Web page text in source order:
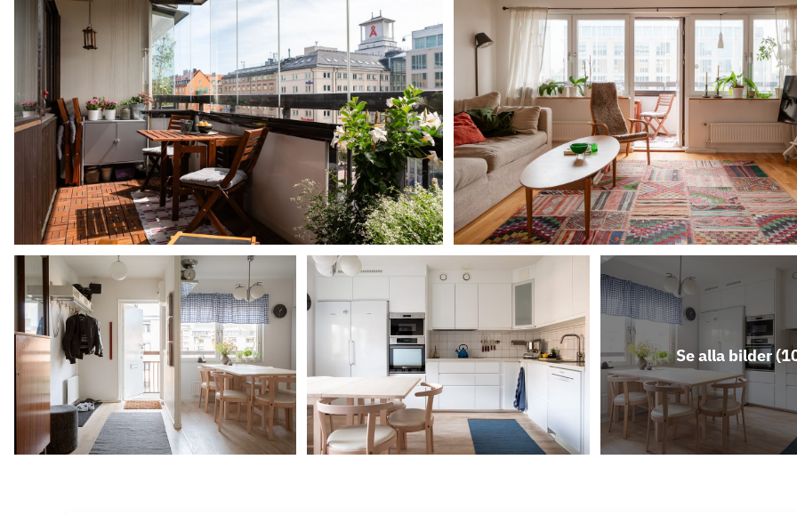
Se alla bilder (